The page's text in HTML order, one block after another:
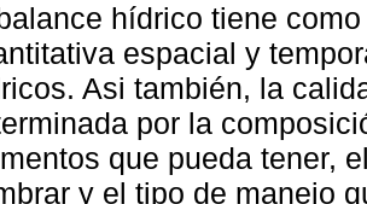
hídrico tiene
espacial y
Asi también, la
por la
que pueda tener,
y el tipo de manejo